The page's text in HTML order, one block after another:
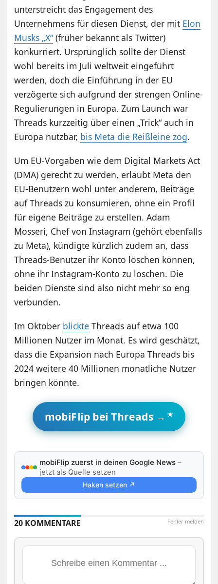
unterstreicht das Engagement des
Unternehmens für diesen Dienst, der mit Elon
Musks „X“ (früher bekannt als Twitter)
konkurriert. Ursprünglich sollte der Dienst
wohl bereits im Juli weltweit eingeführt
werden, doch die Einführung in der EU
verzögerte sich aufgrund der strengen Online-
Regulierungen in Europa. Zum Launch war
Threads kurzzeitig über einen „Trick“ auch in
Europa nutzbar, bis Meta die Reißleine zog.
Um EU-Vorgaben wie dem Digital Markets Act
(DMA) gerecht zu werden, erlaubt Meta den
EU-Benutzern wohl unter anderem, Beiträge
auf Threads zu konsumieren, ohne ein Profil
für eigene Beiträge zu erstellen. Adam
Mosseri, Chef von Instagram (gehört ebenfalls
zu Meta), kündigte kürzlich zudem an, dass
Threads-Benutzer ihr Konto löschen können,
ohne ihr Instagram-Konto zu löschen. Die
beiden Dienste sind also nicht mehr so eng
verbunden.
Im Oktober blickte Threads auf etwa 100
Millionen Nutzer im Monat. Es wird geschätzt,
dass die Expansion nach Europa Threads bis
2024 weitere 40 Millionen monatliche Nutzer
bringen könnte.
mobiFlip bei Threads →
mobiFlip zuerst in deinen Google News –
jetzt als Quelle setzen
Haken setzen ↗
Fehler melden
20 KOMMENTARE